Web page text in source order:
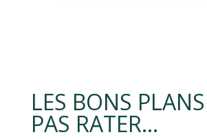
LES BONS
PAS RATER…